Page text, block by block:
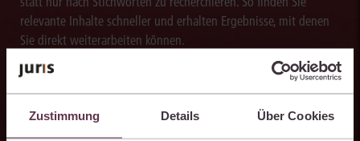
Zustimmung Details Über Cookies
relevante Inhalte schneller und erhalten Ergebnisse, mit denen
Sie direkt weiterarbeiten können.
Ergebnisse sicher belegen